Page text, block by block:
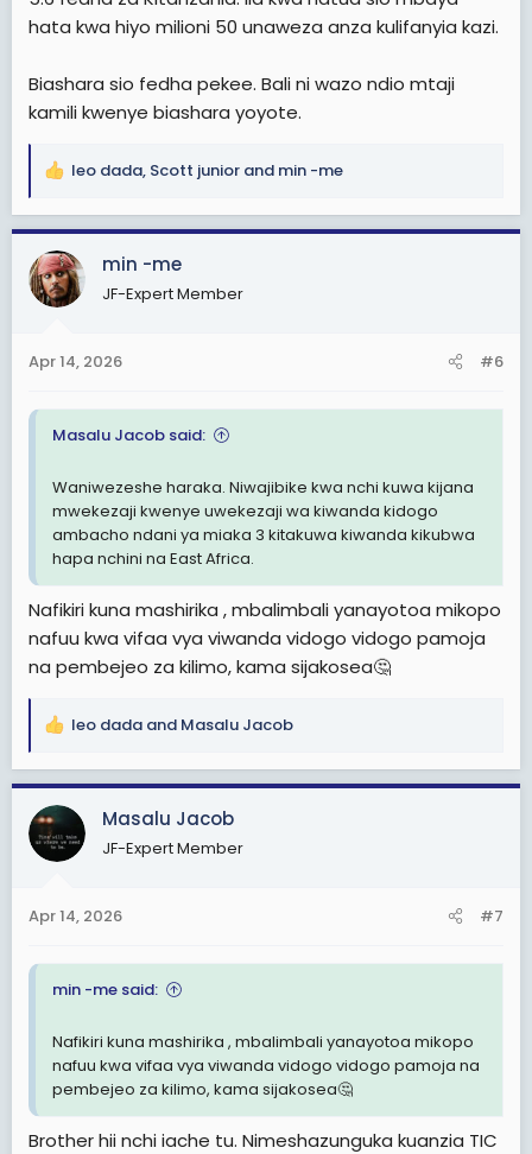
hata kwa hiyo milioni 50 unaweza anza kulifanyia kazi.
Biashara sio fedha pekee. Bali ni wazo ndio mtaji
kamili kwenye biashara yoyote.
R
a
c
t
i
s
leo dada, Scott junior and min -me
min -me
JF-Expert Member
Apr 14, 2026 #6
Masalu Jacob said:
Waniwezeshe haraka. Niwajibike kwa nchi kuwa kijana
mwekezaji kwenye uwekezaji wa kiwanda kidogo
ambacho ndani ya miaka 3 kitakuwa kiwanda kikubwa
hapa nchini na East Africa.
Nafikiri kuna mashirika , mbalimbali yanayotoa mikopo
nafuu kwa vifaa vya viwanda vidogo vidogo pamoja
na pembejeo za kilimo, kama sijakosea🤔
R
a
c
t
i
s
leo dada and Masalu Jacob
Masalu Jacob
JF-Expert Member
Apr 14, 2026 #7
min -me said:
Nafikiri kuna mashirika , mbalimbali yanayotoa mikopo
nafuu kwa vifaa vya viwanda vidogo vidogo pamoja na
pembejeo za kilimo, kama sijakosea🤔
Brother hii nchi iache tu. Nimeshazunguka kuanzia TIC